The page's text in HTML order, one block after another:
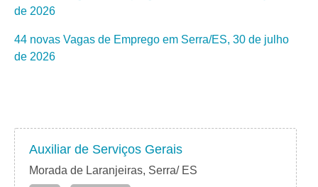
de 2026
44 novas Vagas de Emprego em Serra/ES, 30 de julho
de 2026
Auxiliar de Serviços Gerais
Morada de Laranjeiras, Serra/ ES